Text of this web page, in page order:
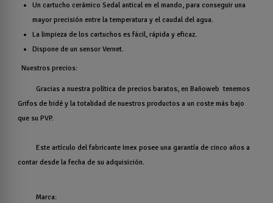
Un cartucho cerámico Sedal antical en el mando, para conseguir una
mayor precisión entre la temperatura y el caudal del agua.
La limpieza de los cartuchos es fácil, rápida y eficaz.
Dispone de un sensor Vernet.
Nuestros precios:
Gracias a nuestra política de precios baratos, en Bañoweb tenemos
Grifos de bidé y la totalidad de nuestros productos a un coste más bajo
que su PVP.
Este artículo del fabricante Imex posee una garantía de cinco años a
contar desde la fecha de su adquisición.
Marca: